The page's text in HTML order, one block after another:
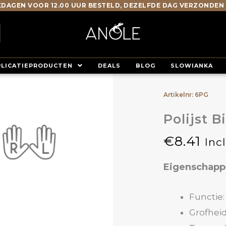
VOOR 12.00 UUR BESTELD, DEZELFDE DAG VERZONDEN
DEALS BLOG SLOWIANKA
Artikelnr: 6PG
Polijst
€8.41